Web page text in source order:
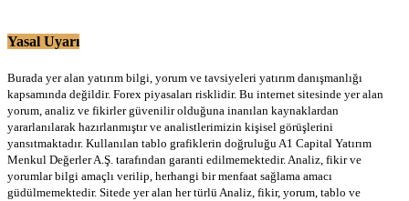
Yasal Uyarı
Burada yer alan yatırım bilgi, yorum ve tavsiyeleri yatırım danışmanlığı
kapsamında değildir. Forex piyasaları risklidir. Bu internet sitesinde yer alan
yorum, analiz ve fikirler güvenilir olduğuna inanılan kaynaklardan
yararlanılarak hazırlanmıştır ve analistlerimizin kişisel görüşlerini
yansıtmaktadır. Kullanılan tablo grafiklerin doğruluğu A1 Capital Yatırım
Menkul Değerler A.Ş. tarafından garanti edilmemektedir. Analiz, fikir ve
yorumlar bilgi amaçlı verilip, herhangi bir menfaat sağlama amacı
güdülmemektedir. Sitede yer alan her türlü Analiz, fikir, yorum, tablo ve